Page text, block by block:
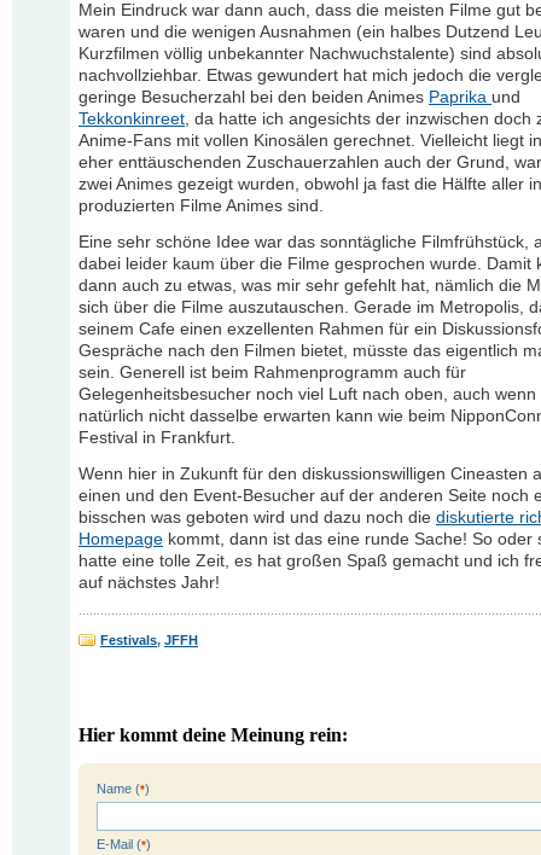
Mein Eindruck war dann auch, dass die meisten Filme gut
waren und die wenigen Ausnahmen (ein halbes Dutzend
Kurzfilmen völlig unbekannter Nachwuchstalente) sind
nachvollziehbar. Etwas gewundert hat mich jedoch die
geringe Besucherzahl bei den beiden Animes Paprika und
Tekkonkinreet, da hatte ich angesichts der inzwischen doch
Anime-Fans mit vollen Kinosälen gerechnet. Vielleicht liegt
eher enttäuschenden Zuschauerzahlen auch der Grund,
zwei Animes gezeigt wurden, obwohl ja fast die Hälfte aller
produzierten Filme Animes sind.
Eine sehr schöne Idee war das sonntägliche Filmfrühstück,
dabei leider kaum über die Filme gesprochen wurde. Damit
dann auch zu etwas, was mir sehr gefehlt hat, nämlich die
sich über die Filme auszutauschen. Gerade im Metropolis,
seinem Cafe einen exzellenten Rahmen für ein
Gespräche nach den Filmen bietet, müsste das eigentlich
sein. Generell ist beim Rahmenprogramm auch für
Gelegenheitsbesucher noch viel Luft nach oben, auch wenn
natürlich nicht dasselbe erwarten kann wie beim
Festival in Frankfurt.
Wenn hier in Zukunft für den diskussionswilligen Cineasten
einen und den Event-Besucher auf der anderen Seite noch
bisschen was geboten wird und dazu noch die diskutierte
Homepage kommt, dann ist das eine runde Sache! So oder
hatte eine tolle Zeit, es hat großen Spaß gemacht und ich
auf nächstes Jahr!
Festivals, JFFH
Hier kommt deine Meinung rein:
Name (*)
E-Mail (*)